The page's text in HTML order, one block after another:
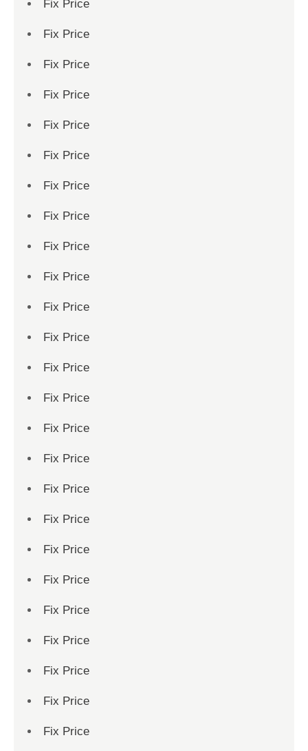
Fix Price
Fix Price
Fix Price
Fix Price
Fix Price
Fix Price
Fix Price
Fix Price
Fix Price
Fix Price
Fix Price
Fix Price
Fix Price
Fix Price
Fix Price
Fix Price
Fix Price
Fix Price
Fix Price
Fix Price
Fix Price
Fix Price
Fix Price
Fix Price
Fix Price